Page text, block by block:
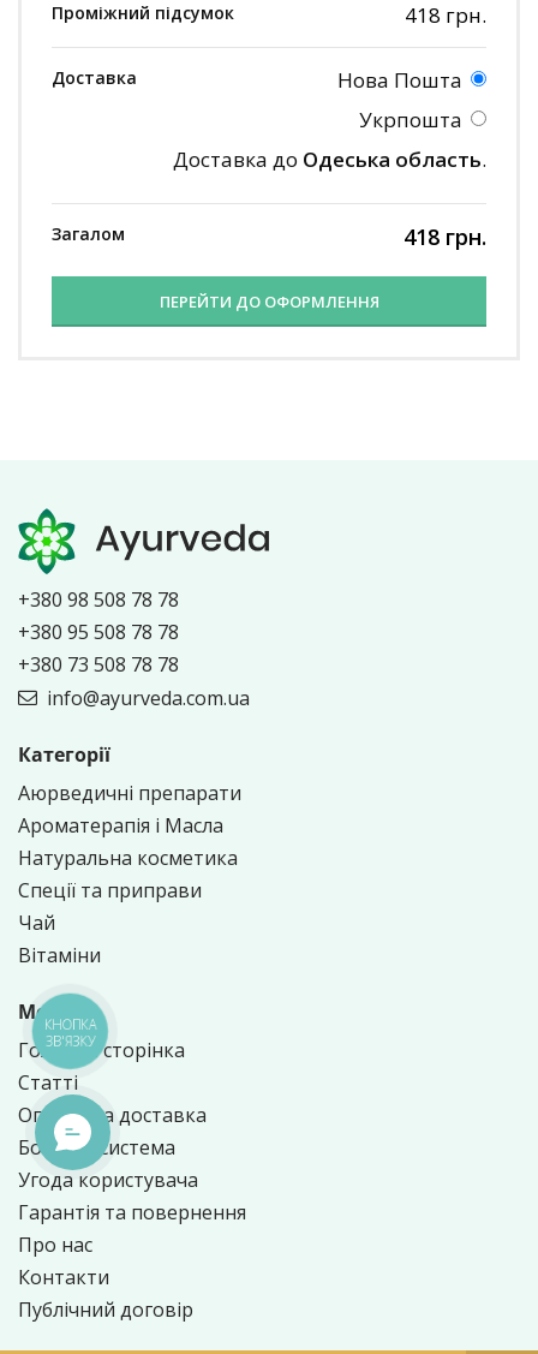
418 грн.
Нова Пошта
Укрпошта
Доставка до Одеська область.
418 грн.
ПЕРЕЙТИ ДО ОФОРМЛЕННЯ
+380 98 508 78 78
+380 95 508 78 78
+380 73 508 78 78
info@ayurveda.com.ua
Категорії
Аюрведичні препарати
Ароматерапія і Масла
Натуральна косметика
Спеції та приправи
Чай
Вітаміни
Меню
Головна сторінка
Статті
Оплата та доставка
Бонусна система
Угода користувача
Гарантія та повернення
Про нас
Контакти
Публічний договір
КНОПКА
ЗВ'ЯЗКУ